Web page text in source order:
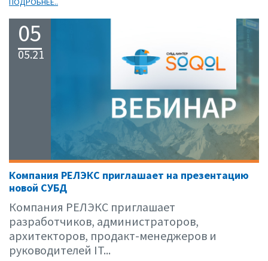
05
05.21
Компания РЕЛЭКС приглашает на презентацию
новой СУБД
Компания РЕЛЭКС приглашает
разработчиков, администраторов,
архитекторов, продакт-менеджеров и
руководителей IT...